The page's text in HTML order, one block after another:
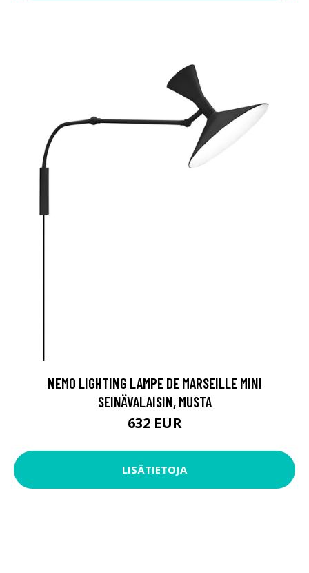
NEMO LIGHTING LAMPE DE MARSEILLE MINI
SEINÄVALAISIN, MUSTA
632 EUR
LISÄTIETOJA